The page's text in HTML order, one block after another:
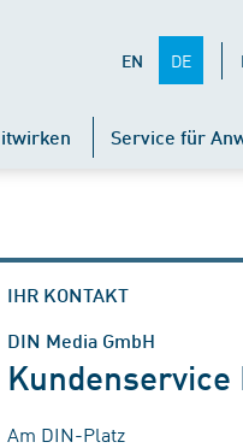
EN DE
Service für
IHR KONTAKT
DIN Media GmbH
Kundenservice
Am DIN-Platz